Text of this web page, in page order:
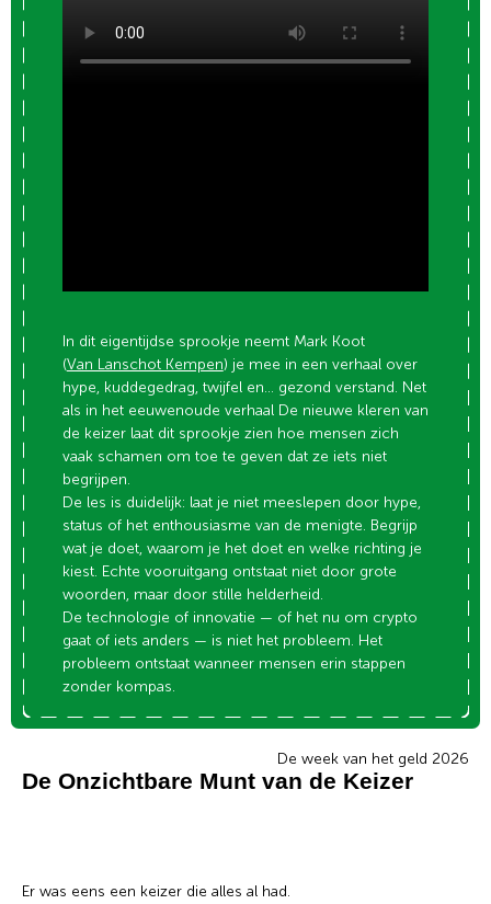
In dit eigentijdse sprookje neemt Mark Koot
(Van Lanschot Kempen) je mee in een verhaal over
hype, kuddegedrag, twijfel en… gezond verstand. Net
als in het eeuwenoude verhaal De nieuwe kleren van
de keizer laat dit sprookje zien hoe mensen zich
vaak schamen om toe te geven dat ze iets niet
begrijpen.
De les is duidelijk: laat je niet meeslepen door hype,
status of het enthousiasme van de menigte. Begrijp
wat je doet, waarom je het doet en welke richting je
kiest. Echte vooruitgang ontstaat niet door grote
woorden, maar door stille helderheid.
De technologie of innovatie — of het nu om crypto
gaat of iets anders — is niet het probleem. Het
probleem ontstaat wanneer mensen erin stappen
zonder kompas.
De week van het geld 2026
De Onzichtbare Munt van de Keizer
Er was eens een keizer die alles al had.
weten of is er een andere vraag die je graag